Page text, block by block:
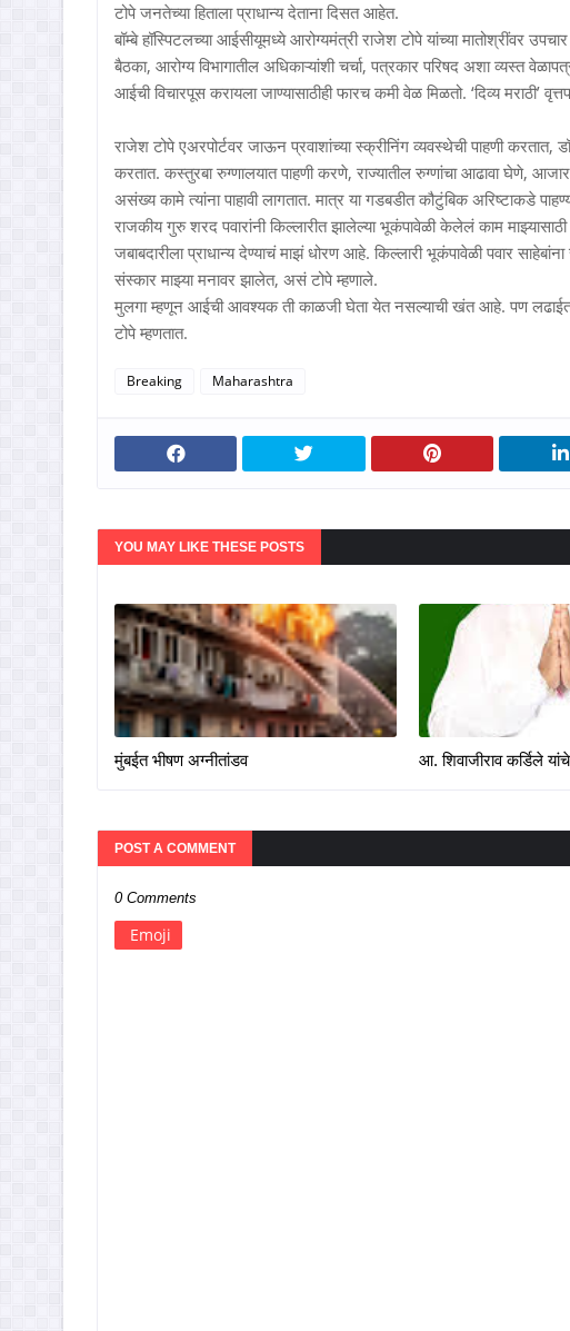
टोपे जनतेच्या हिताला प्राधान्य देताना दिसत आहेत.
बॉम्बे हॉस्पिटलच्या आईसीयूमध्ये आरोग्यमंत्री राजेश टोपे यांच्या मातोश्रींवर
बैठका, आरोग्य विभागातील अधिकाऱ्यांशी चर्चा, पत्रकार परिषद अशा व्यस्त
आईची विचारपूस करायला जाण्यासाठीही फारच कमी वेळ मिळतो. ‘दिव्य मराठी’
राजेश टोपे एअरपोर्टवर जाऊन प्रवाशांच्या स्क्रीनिंग व्यवस्थेची पाहणी
करतात. कस्तुरबा रुग्णालयात पाहणी करणे, राज्यातील रुग्णांचा आढावा घेणे,
असंख्य कामे त्यांना पाहावी लागतात. मात्र या गडबडीत कौटुंबिक अरिष्टाकडे
राजकीय गुरु शरद पवारांनी किल्लारीत झालेल्या भूकंपावेळी केलेलं काम
जबाबदारीला प्राधान्य देण्याचं माझं धोरण आहे. किल्लारी भूकंपावेळी पवार
संस्कार माझ्या मनावर झालेत, असं टोपे म्हणाले.
मुलगा म्हणून आईची आवश्यक ती काळजी घेता येत नसल्याची खंत आहे. पण
टोपे म्हणतात.
Breaking Maharashtra
YOU MAY LIKE THESE POSTS
मुंबईत भीषण अग्नीतांडव आ. शिवाजीराव कर्डिले
POST A COMMENT
0 Comments
Emoji